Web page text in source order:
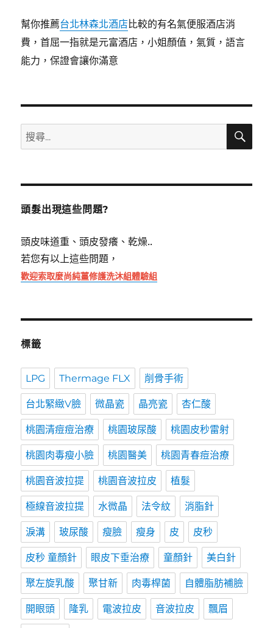
幫你推薦台北林森北酒店比較的有名氣便服酒店消
費，首屈一指就是元富酒店，小姐顏值，氣質，語言
能力，保證會讓你滿意
搜
尋
鍵
搜
頭髮出現這些問題?
頭皮味道重、頭皮發癢、乾燥..
若您有以上這些問題，
歡迎索取麼尚純薑修護洗沐組體驗組
標籤
LPG Thermage FLX 削骨手術
台北緊緻V臉 微晶瓷 晶亮瓷 杏仁酸
桃園清痘痘治療 桃園玻尿酸 桃園皮秒雷射
桃園肉毒瘦小臉 桃園醫美 桃園青春痘治療
桃園音波拉提 桃園音波拉皮 植髮
極線音波拉提 水微晶 法令紋 消脂針
淚溝 玻尿酸 瘦臉 瘦身 皮 皮秒
皮秒 童顏針 眼皮下垂治療 童顏針 美白針
聚左旋乳酸 聚甘新 肉毒桿菌 自體脂肪補臉
開眼頭 隆乳 電波拉皮 音波拉皮 飄眉